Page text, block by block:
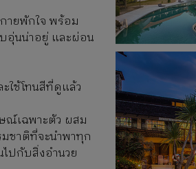
ายพักใจ พร้อม
อุ่นน่าอยู่ และผ่อน
ใช้โทนสีที่ดูแล้ว
ณ์เฉพาะตัว ผสม
ชาติที่จะนำพาทุก
ปกับสิ่งอำนวย